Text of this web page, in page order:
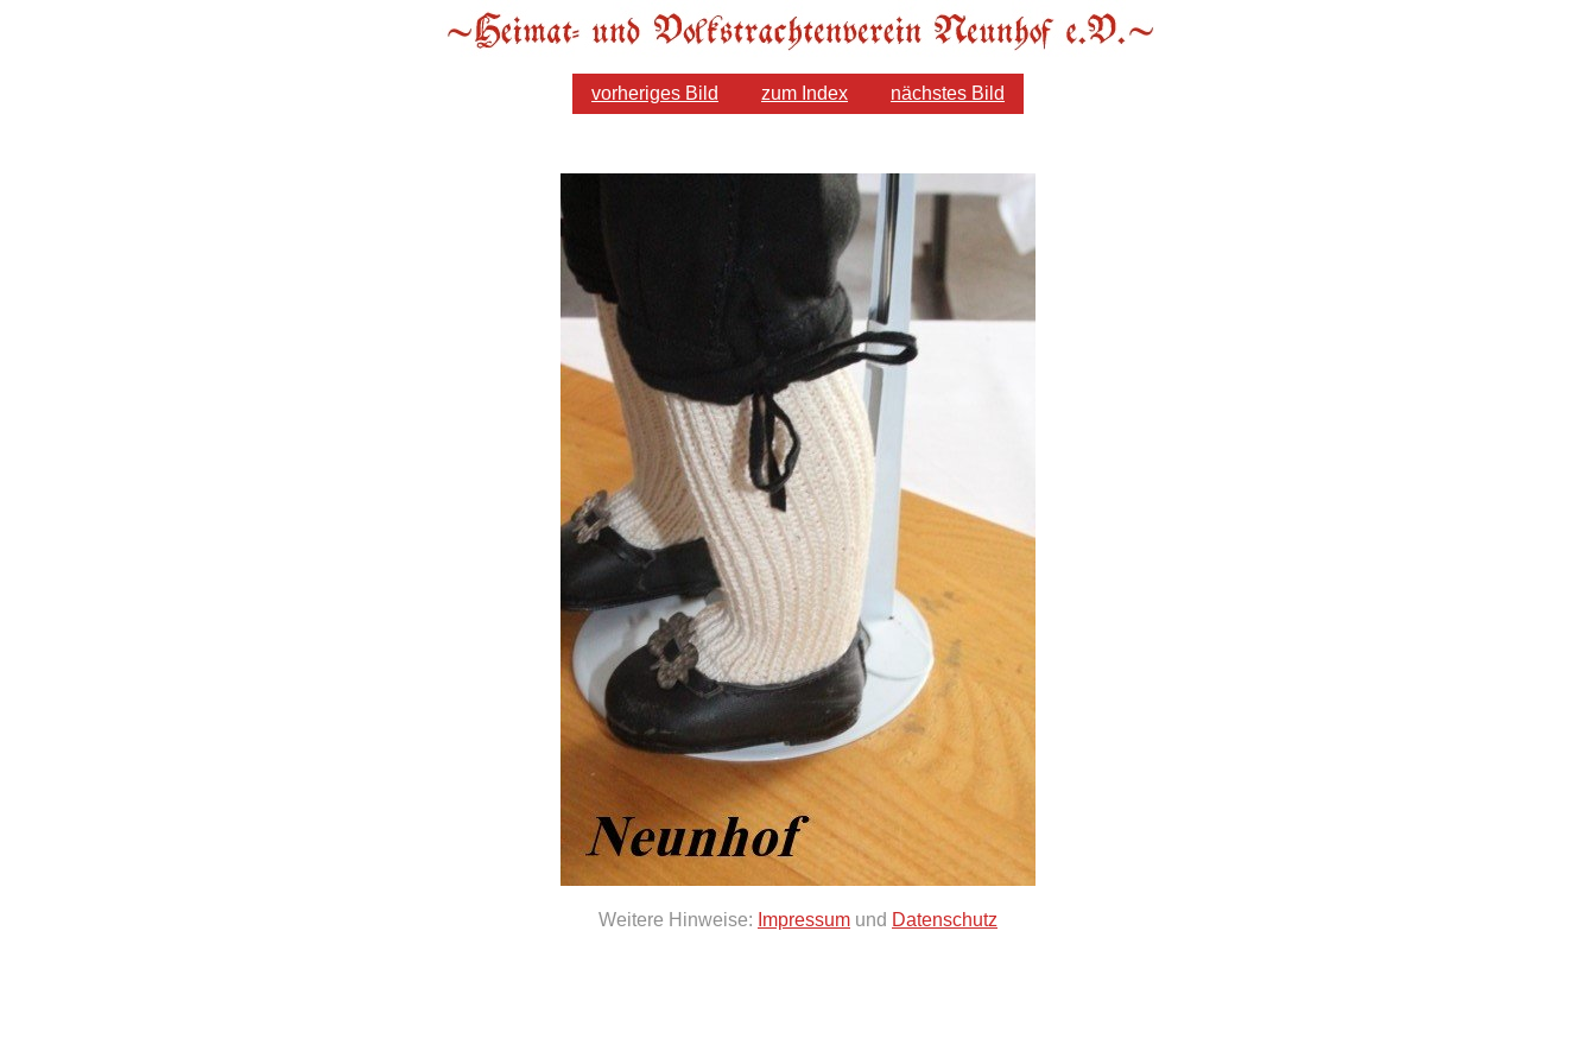
vorheriges Bild zum Index nächstes Bild
Weitere Hinweise: Impressum und Datenschutz